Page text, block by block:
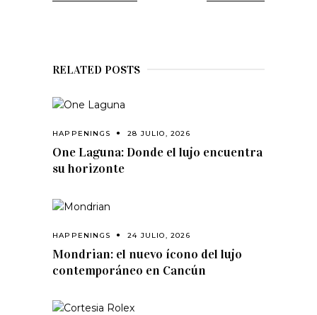
RELATED POSTS
HAPPENINGS 28 JULIO, 2026
One Laguna: Donde el lujo encuentra
su horizonte
HAPPENINGS 24 JULIO, 2026
Mondrian: el nuevo ícono del lujo
contemporáneo en Cancún